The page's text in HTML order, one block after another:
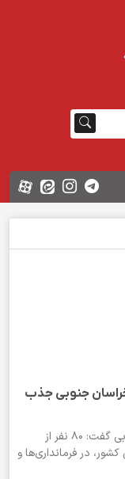
خراسان جنوبی جذب
مدیرکل امور اداری و مالی استانداری خراسان جنوبی گفت: ۸۰ نفر از
در فرمانداری‌ها و